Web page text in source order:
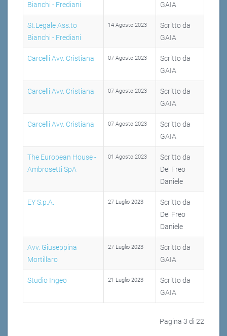
Bianchi - Frediani
GAIA
St.Legale Ass.to
Bianchi - Frediani
14 Agosto 2023
Scritto da
GAIA
Carcelli Avv. Cristiana 07 Agosto 2023
Scritto da
GAIA
Carcelli Avv. Cristiana 07 Agosto 2023
Scritto da
GAIA
Carcelli Avv. Cristiana 07 Agosto 2023
Scritto da
GAIA
The European House -
Ambrosetti SpA
01 Agosto 2023
Scritto da
Del Freo
Daniele
EY S.p.A. 27 Luglio 2023
Scritto da
Del Freo
Daniele
Avv. Giuseppina
Mortillaro
27 Luglio 2023
Scritto da
GAIA
Studio Ingeo 21 Luglio 2023
Scritto da
GAIA
Pagina 3 di 22